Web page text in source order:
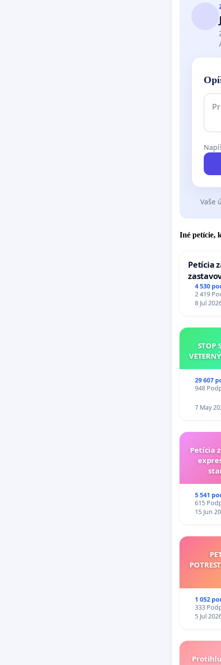
Vaše
Iné petície,
Petícia
Expres
stanici
4 530
2 419
8 Jul
STOP
29 607
948
7 May
Petícia
5 541
615
15 Jun
1 052
333
5 Jul